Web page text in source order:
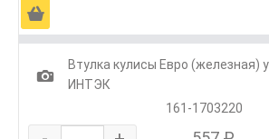
Ä
1
Втулка кулисы Евро (железная)
ИНТЭК
161-1703220